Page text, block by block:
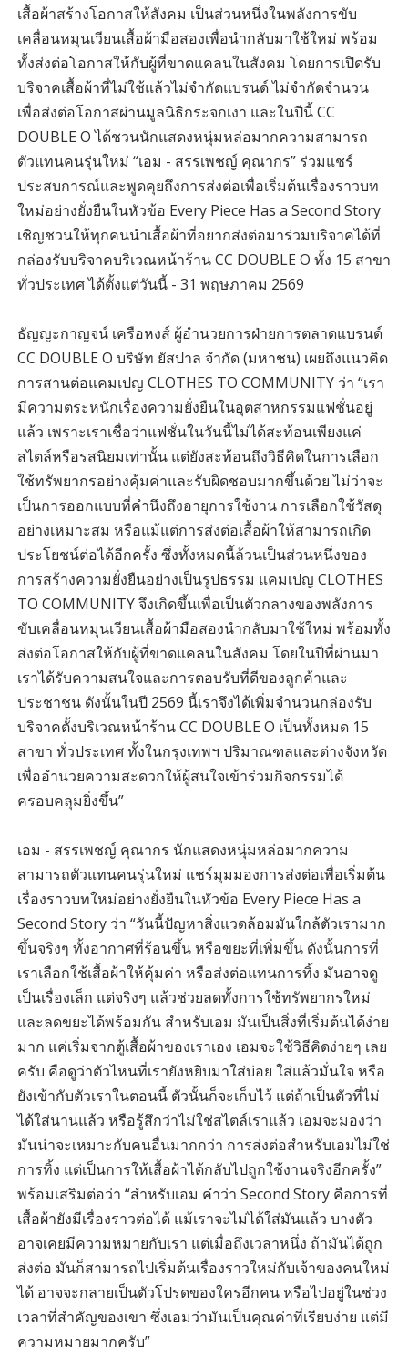
เสื้อผ้าสร้างโอกาสให้สังคม เป็นส่วนหนึ่งในพลังการขับ
เคลื่อนหมุนเวียนเสื้อผ้ามือสองเพื่อนำกลับมาใช้ใหม่ พร้อม
ทั้งส่งต่อโอกาสให้กับผู้ที่ขาดแคลนในสังคม โดยการเปิดรับ
บริจาคเสื้อผ้าที่ไม่ใช้แล้วไม่จำกัดแบรนด์ ไม่จำกัดจำนวน
เพื่อส่งต่อโอกาสผ่านมูลนิธิกระจกเงา และในปีนี้ CC
DOUBLE O ได้ชวนนักแสดงหนุ่มหล่อมากความสามารถ
ตัวแทนคนรุ่นใหม่ “เอม - สรรเพชญ์ คุณากร” ร่วมแชร์
ประสบการณ์และพูดคุยถึงการส่งต่อเพื่อเริ่มต้นเรื่องราวบท
ใหม่อย่างยั่งยืนในหัวข้อ Every Piece Has a Second Story
เชิญชวนให้ทุกคนนำเสื้อผ้าที่อยากส่งต่อมาร่วมบริจาคได้ที่
กล่องรับบริจาคบริเวณหน้าร้าน CC DOUBLE O ทั้ง 15 สาขา
ทั่วประเทศ ได้ตั้งแต่วันนี้ - 31 พฤษภาคม 2569
ธัญญะกาญจน์ เครือหงส์ ผู้อำนวยการฝ่ายการตลาดแบรนด์
CC DOUBLE O บริษัท ยัสปาล จำกัด (มหาชน) เผยถึงแนวคิด
การสานต่อแคมเปญ CLOTHES TO COMMUNITY ว่า “เรา
มีความตระหนักเรื่องความยั่งยืนในอุตสาหกรรมแฟชั่นอยู่
แล้ว เพราะเราเชื่อว่าแฟชั่นในวันนี้ไม่ได้สะท้อนเพียงแค่
สไตล์หรือรสนิยมเท่านั้น แต่ยังสะท้อนถึงวิธีคิดในการเลือก
ใช้ทรัพยากรอย่างคุ้มค่าและรับผิดชอบมากขึ้นด้วย ไม่ว่าจะ
เป็นการออกแบบที่คำนึงถึงอายุการใช้งาน การเลือกใช้วัสดุ
อย่างเหมาะสม หรือแม้แต่การส่งต่อเสื้อผ้าให้สามารถเกิด
ประโยชน์ต่อได้อีกครั้ง ซึ่งทั้งหมดนี้ล้วนเป็นส่วนหนึ่งของ
การสร้างความยั่งยืนอย่างเป็นรูปธรรม แคมเปญ CLOTHES
TO COMMUNITY จึงเกิดขึ้นเพื่อเป็นตัวกลางของพลังการ
ขับเคลื่อนหมุนเวียนเสื้อผ้ามือสองนำกลับมาใช้ใหม่ พร้อมทั้ง
ส่งต่อโอกาสให้กับผู้ที่ขาดแคลนในสังคม โดยในปีที่ผ่านมา
เราได้รับความสนใจและการตอบรับที่ดีของลูกค้าและ
ประชาชน ดังนั้นในปี 2569 นี้เราจึงได้เพิ่มจำนวนกล่องรับ
บริจาคตั้งบริเวณหน้าร้าน CC DOUBLE O เป็นทั้งหมด 15
สาขา ทั่วประเทศ ทั้งในกรุงเทพฯ ปริมาณฑลและต่างจังหวัด
เพื่ออำนวยความสะดวกให้ผู้สนใจเข้าร่วมกิจกรรมได้
ครอบคลุมยิ่งขึ้น”
เอม - สรรเพชญ์ คุณากร นักแสดงหนุ่มหล่อมากความ
สามารถตัวแทนคนรุ่นใหม่ แชร์มุมมองการส่งต่อเพื่อเริ่มต้น
เรื่องราวบทใหม่อย่างยั่งยืนในหัวข้อ Every Piece Has a
Second Story ว่า “วันนี้ปัญหาสิ่งแวดล้อมมันใกล้ตัวเรามาก
ขึ้นจริงๆ ทั้งอากาศที่ร้อนขึ้น หรือขยะที่เพิ่มขึ้น ดังนั้นการที่
เราเลือกใช้เสื้อผ้าให้คุ้มค่า หรือส่งต่อแทนการทิ้ง มันอาจดู
เป็นเรื่องเล็ก แต่จริงๆ แล้วช่วยลดทั้งการใช้ทรัพยากรใหม่
และลดขยะได้พร้อมกัน สำหรับเอม มันเป็นสิ่งที่เริ่มต้นได้ง่าย
มาก แค่เริ่มจากตู้เสื้อผ้าของเราเอง เอมจะใช้วิธีคิดง่ายๆ เลย
ครับ คือดูว่าตัวไหนที่เรายังหยิบมาใส่บ่อย ใส่แล้วมั่นใจ หรือ
ยังเข้ากับตัวเราในตอนนี้ ตัวนั้นก็จะเก็บไว้ แต่ถ้าเป็นตัวที่ไม่
ได้ใส่นานแล้ว หรือรู้สึกว่าไม่ใช่สไตล์เราแล้ว เอมจะมองว่า
มันน่าจะเหมาะกับคนอื่นมากกว่า การส่งต่อสำหรับเอมไม่ใช่
การทิ้ง แต่เป็นการให้เสื้อผ้าได้กลับไปถูกใช้งานจริงอีกครั้ง”
พร้อมเสริมต่อว่า “สำหรับเอม คำว่า Second Story คือการที่
เสื้อผ้ายังมีเรื่องราวต่อได้ แม้เราจะไม่ได้ใส่มันแล้ว บางตัว
อาจเคยมีความหมายกับเรา แต่เมื่อถึงเวลาหนึ่ง ถ้ามันได้ถูก
ส่งต่อ มันก็สามารถไปเริ่มต้นเรื่องราวใหม่กับเจ้าของคนใหม่
ได้ อาจจะกลายเป็นตัวโปรดของใครอีกคน หรือไปอยู่ในช่วง
เวลาที่สำคัญของเขา ซึ่งเอมว่ามันเป็นคุณค่าที่เรียบง่าย แต่มี
ความหมายมากครับ”